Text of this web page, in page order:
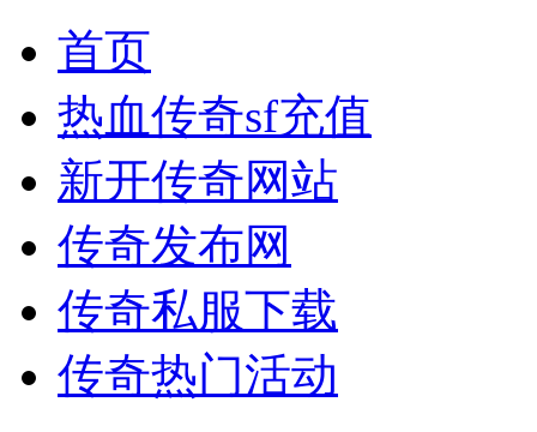
首页
热血传奇sf充值
新开传奇网站
传奇发布网
传奇私服下载
传奇热门活动